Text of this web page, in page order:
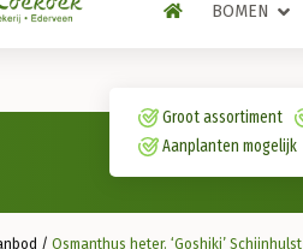
BOMEN
Groot assortiment
Aanplanten mogelijk
/ Osmanthus heter. ‘Goshiki’ Schijnhulst